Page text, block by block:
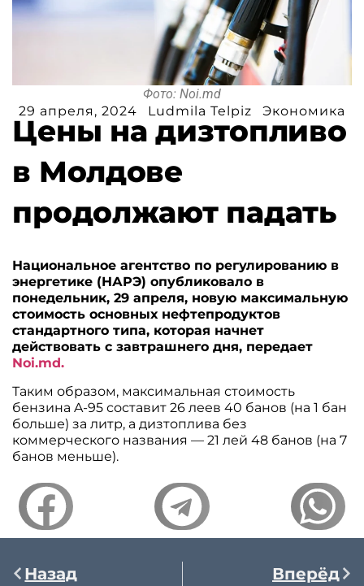
Фото: Noi.md
29 апреля, 2024
Ludmila Telpiz Экономика
Цены на дизтопливо
в Молдове
продолжают падать
Национальное агентство по регулированию в
энергетике (НАРЭ) опубликовало в
понедельник, 29 апреля, новую максимальную
стоимость основных нефтепродуктов
стандартного типа, которая начнет
действовать с завтрашнего дня, передает
Noi.md.
Таким образом, максимальная стоимость
бензина A-95 составит 26 леев 40 банов (на 1 бан
больше) за литр, а дизтоплива без
коммерческого названия — 21 лей 48 банов (на 7
банов меньше).
Назад Вперёд